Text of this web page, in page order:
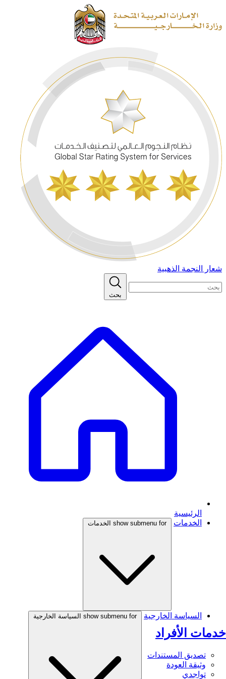
شعار النجمة الذهبية
بحث
الرئيسية
الخدمات
show submenu for الخدمات
خدمات الأفراد
تصديق المستندات
وثيقة العودة
تواجدي
السياسة الخارجية show submenu for السياسة الخارجية